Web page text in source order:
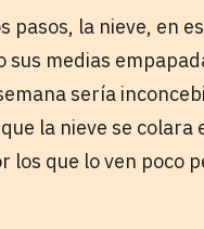
pasos, la nieve, en
medias
sería
la nieve se colara
los que lo ven poco